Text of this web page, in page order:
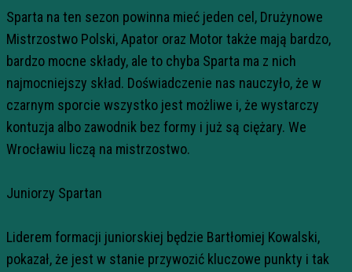
Sparta na ten sezon powinna mieć jeden cel, Drużynowe
Mistrzostwo Polski, Apator oraz Motor także mają bardzo,
bardzo mocne składy, ale to chyba Sparta ma z nich
najmocniejszy skład. Doświadczenie nas nauczyło, że w
czarnym sporcie wszystko jest możliwe i, że wystarczy
kontuzja albo zawodnik bez formy i już są ciężary. We
Wrocławiu liczą na mistrzostwo.
Juniorzy Spartan
Liderem formacji juniorskiej będzie Bartłomiej Kowalski,
pokazał, że jest w stanie przywozić kluczowe punkty i tak